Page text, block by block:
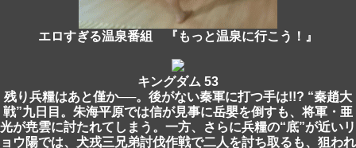
エロすぎる温泉番組 『もっと温泉に行こう！』
キングダム 53
残り兵糧はあと僅か──。後がない秦軍に打つ手は!!? “秦趙大
戦”九日目。朱海平原では信が見事に岳嬰を倒すも、将軍・亜
光が尭雲に討たれてしまう。一方、さらに兵糧の“底”が近いリ
ョウ陽では、犬戎三兄弟討伐作戦で二人を討ち取るも、狙われ